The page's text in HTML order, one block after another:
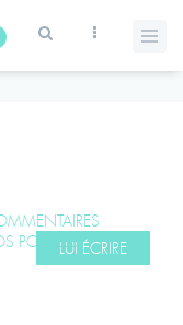
POSTÉESLUI ÉCRIRE